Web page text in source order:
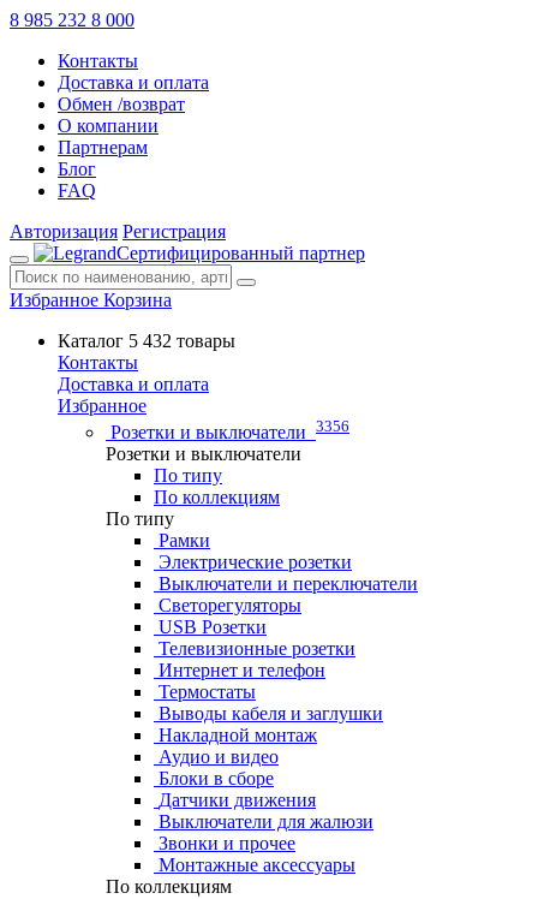
8 985 232 8 000
Контакты
Доставка и оплата
Обмен /возврат
О компании
Партнерам
Блог
FAQ
Авторизация Регистрация
Сертифицированный партнер
Избранное Корзина
Каталог 5 432 товары
Контакты
Доставка и оплата
Избранное
Розетки и выключатели 3356
Розетки и выключатели
По типу
По коллекциям
По типу
Рамки
Электрические розетки
Выключатели и переключатели
Светорегуляторы
USB Розетки
Телевизионные розетки
Интернет и телефон
Термостаты
Выводы кабеля и заглушки
Накладной монтаж
Аудио и видео
Блоки в сборе
Датчики движения
Выключатели для жалюзи
Звонки и прочее
Монтажные аксессуары
По коллекциям